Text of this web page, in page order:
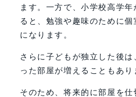
ます。一方で、小学校高学年
ると、勉強や趣味のために個
になります。
さらに子どもが独立した後は
った部屋が増えることもあり
そのため、将来的に部屋を仕